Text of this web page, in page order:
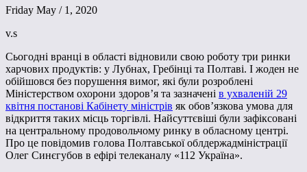
Friday May / 1, 2020
v.s
Сьогодні вранці в області відновили свою роботу три ринки
харчових продуктів: у Лубнах, Гребінці та Полтаві. І жоден не
обійшовся без порушення вимог, які були розроблені
Міністерством охорони здоров’я та зазначені в ухваленій 29
квітня постанові Кабінету міністрів як обов’язкова умова для
відкриття таких місць торгівлі. Найсуттєвіші були зафіксовані
на центральному продовольчому ринку в обласному центрі.
Про це повідомив голова Полтавської облдержадміністрації
Олег Синєгубов в ефірі телеканалу «112 Україна».